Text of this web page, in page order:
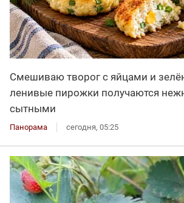
Смешиваю творог с яйцами и
ленивые пирожки получаются
сытными
Панорама сегодня, 05:25